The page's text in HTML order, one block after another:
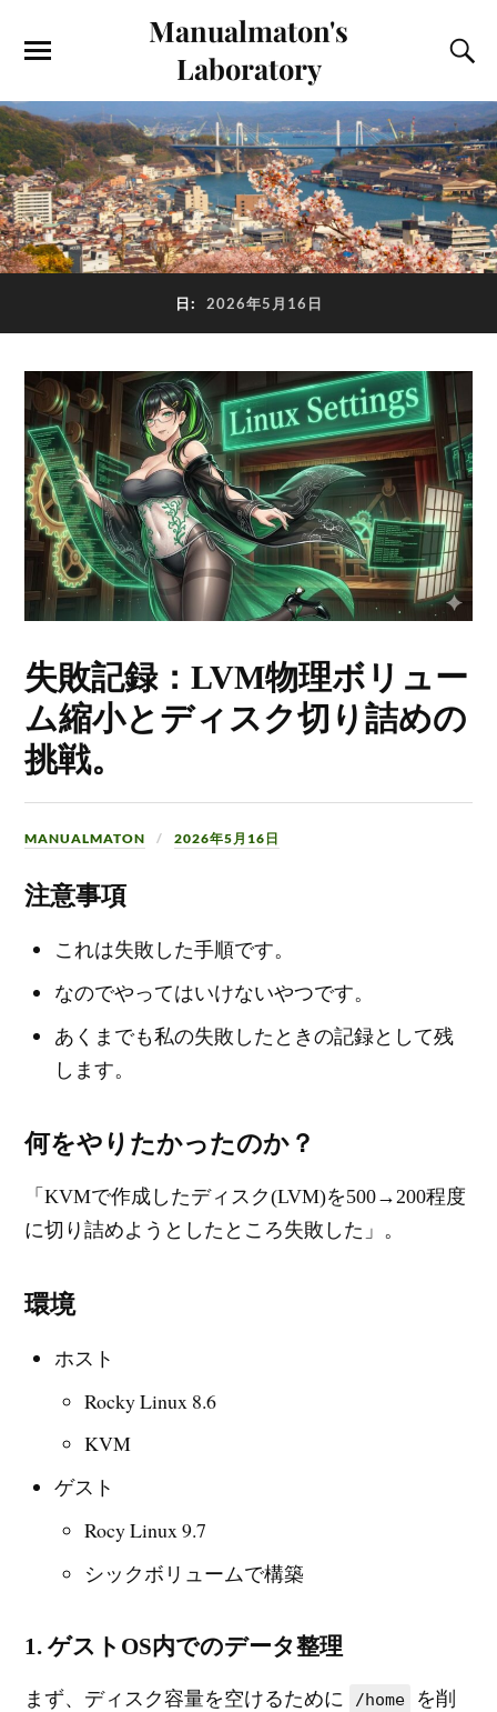
Manualmaton's
Laboratory
日: 2026年5月16日
失敗記録：LVM物理ボリュー
ム縮小とディスク切り詰めの
挑戦。
MANUALMATON 2026年5月16日
注意事項
これは失敗した手順です。
なのでやってはいけないやつです。
あくまでも私の失敗したときの記録として残
します。
何をやりたかったのか？
「KVMで作成したディスク(LVM)を500→200程度
に切り詰めようとしたところ失敗した」。
環境
ホスト
Rocky Linux 8.6
KVM
ゲスト
Rocy Linux 9.7
シックボリュームで構築
1. ゲストOS内でのデータ整理
まず、ディスク容量を空けるために /home
を削